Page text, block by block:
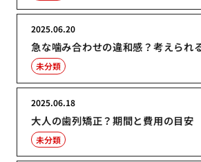
急な噛み合わせの違和感？考えられ
2025.06.20
未分類
大人の歯列矯正？期間と費用の目安
2025.06.18
未分類